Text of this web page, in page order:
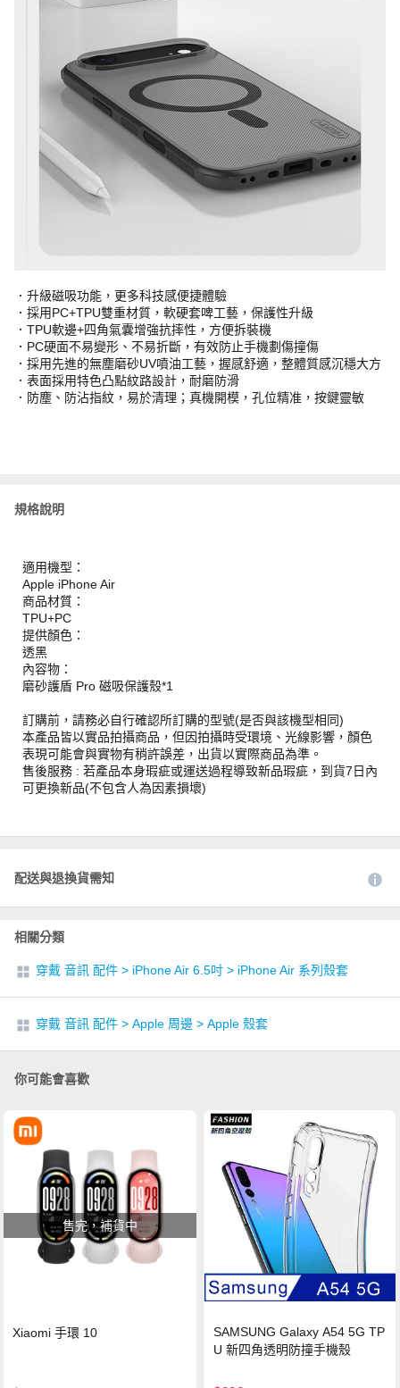
．升級磁吸功能，更多科技感便捷體驗
．採用PC+TPU雙重材質，軟硬套啤工藝，保護性升級
．TPU軟邊+四角氣囊增強抗摔性，方便拆裝機
．PC硬面不易變形、不易折斷，有效防止手機劃傷撞傷
．採用先進的無塵磨砂UV噴油工藝，握感舒適，整體質感沉穩大方
．表面採用特色凸點紋路設計，耐磨防滑
．防塵、防沾指紋，易於清理；真機開模，孔位精准，按鍵靈敏
規格說明
適用機型：
Apple iPhone Air
商品材質：
TPU+PC
提供顏色：
透黑
內容物：
磨砂護盾 Pro 磁吸保護殼*1
訂購前，請務必自行確認所訂購的型號(是否與該機型相同)
本產品皆以實品拍攝商品，但因拍攝時受環境、光線影響，顏色
表現可能會與實物有稍許誤差，出貨以實際商品為準。
售後服務 : 若產品本身瑕疵或運送過程導致新品瑕疵，到貨7日內
可更換新品(不包含人為因素損壞)
配送與退換貨需知
相關分類
穿戴 音訊 配件 > iPhone Air 6.5吋 > iPhone Air 系列殼套
穿戴 音訊 配件 > Apple 周邊 > Apple 殼套
你可能會喜歡
售完，補貨中
Xiaomi 手環 10
SAMSUNG Galaxy A54 5G TP
U 新四角透明防撞手機殼